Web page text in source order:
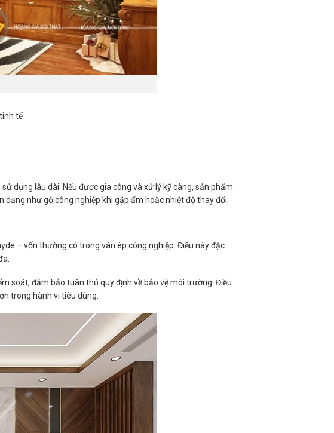
tế
dụng lâu dài. Nếu được gia công và xử lý kỹ càng, sản phẩm
như gỗ công nghiệp khi gặp ẩm hoặc nhiệt độ thay đổi.
– vốn thường có trong ván ép công nghiệp. Điều này đặc
soát, đảm bảo tuân thủ quy định về bảo vệ môi trường. Điều
trong hành vi tiêu dùng.